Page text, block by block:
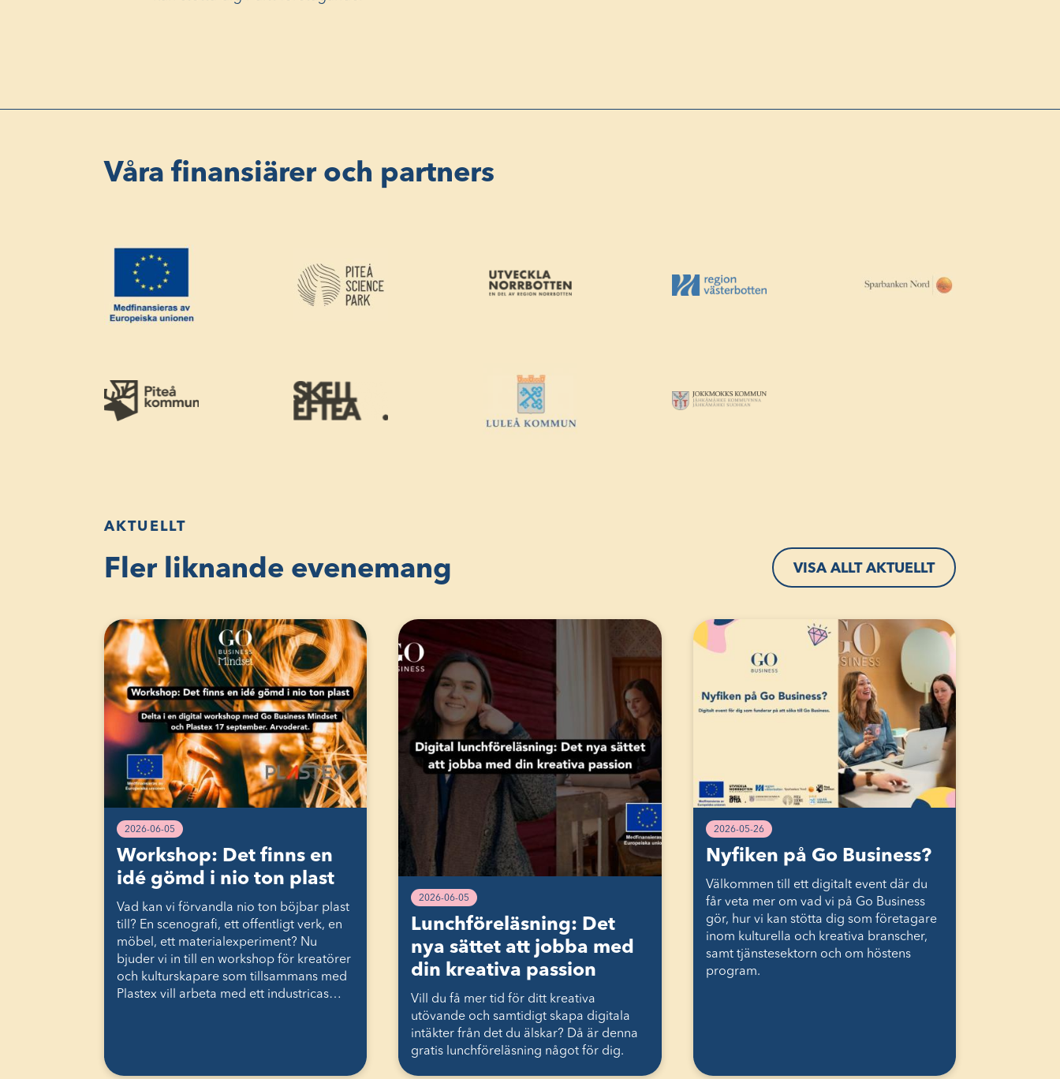
Våra finansiärer och partners
AKTUELLT
Fler liknande evenemang VISA ALLT AKTUELLT
2026-06-05
Workshop: Det finns en
idé gömd i nio ton plast
Vad kan vi förvandla nio ton böjbar plast
till? En scenografi, ett offentligt verk, en
möbel, ett materialexperiment? Nu
bjuder vi in till en workshop för kreatörer
och kulturskapare som tillsammans med
Plastex vill arbeta med ett industricas…
2026-06-05
Lunchföreläsning: Det
nya sättet att jobba med
din kreativa passion
Vill du få mer tid för ditt kreativa
utövande och samtidigt skapa digitala
intäkter från det du älskar? Då är denna
gratis lunchföreläsning något för dig.
2026-05-26
Nyfiken på Go Business?
Välkommen till ett digitalt event där du
får veta mer om vad vi på Go Business
gör, hur vi kan stötta dig som företagare
inom kulturella och kreativa branscher,
samt tjänstesektorn och om höstens
program.